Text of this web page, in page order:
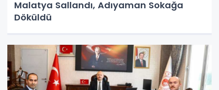
Malatya Sallandı, Adıyaman Sokağa
Döküldü